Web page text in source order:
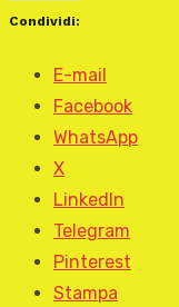
Condividi:
E-mail
Facebook
WhatsApp
X
LinkedIn
Telegram
Pinterest
Stampa